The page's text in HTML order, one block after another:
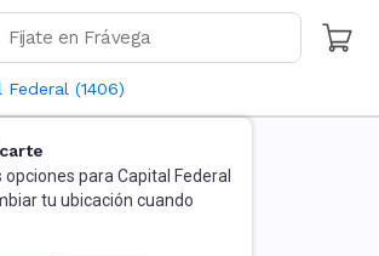
Federal (1406)
para Capital Federal
tu ubicación cuando